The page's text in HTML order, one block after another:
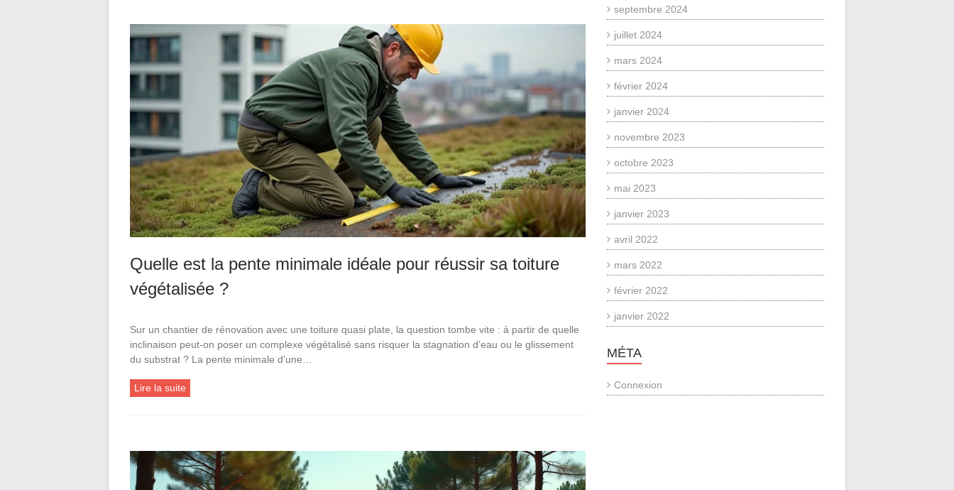
Quelle est la pente minimale idéale pour réussir sa toiture
végétalisée ?
Sur un chantier de rénovation avec une toiture quasi plate, la question tombe vite : à partir de quelle
inclinaison peut-on poser un complexe végétalisé sans risquer la stagnation d’eau ou le glissement
du substrat ? La pente minimale d’une…
Lire la suite
septembre 2024
juillet 2024
mars 2024
février 2024
janvier 2024
novembre 2023
octobre 2023
mai 2023
janvier 2023
avril 2022
mars 2022
février 2022
janvier 2022
MÉTA
Connexion